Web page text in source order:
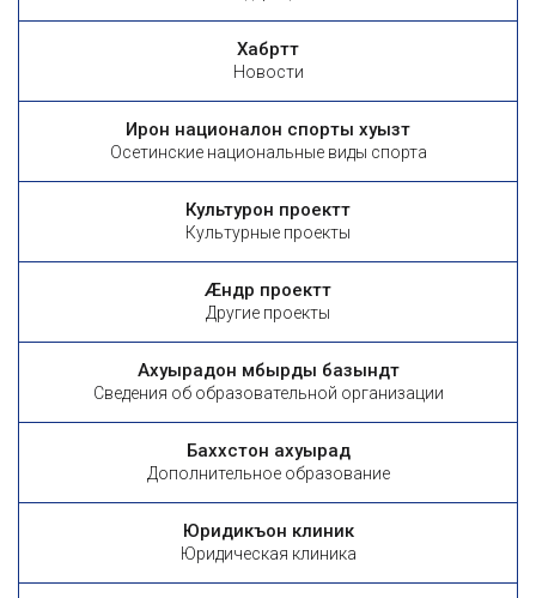
Хабӕрттӕ
Новости
Ирон националон спорты хуызтӕ
Осетинские национальные виды спорта
Культурон проекттӕ
Культурные проекты
Æндӕр проекттӕ
Другие проекты
Ахуырадон ӕмбырды базындтӕ
Сведения об образовательной организации
Баххӕстон ахуырад
Дополнительное образование
Юридикъон клиникӕ
Юридическая клиника